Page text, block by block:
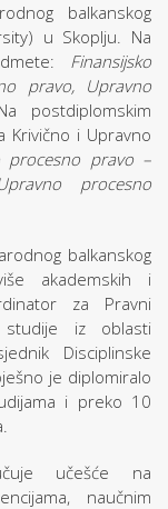
balkanskog
u Skoplju. Na
Finansijsko
pravo, Upravno
postdiplomskim
Krivično i Upravno
procesno pravo –
procesno
balkanskog
akademskih i
za Pravni
studije iz oblasti
Disciplinske
je diplomiralo
i preko 10
učešće na
naučnim